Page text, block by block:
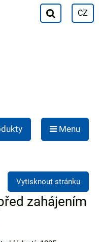
CZ
Menu
Vytisknout stránku
zahájením